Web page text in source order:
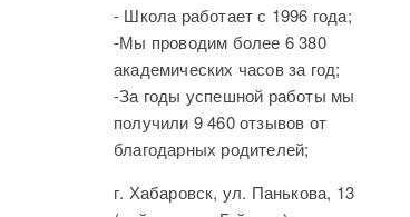
- Школа работает с 1996 года;
-Мы проводим более 6 380
академических часов за год;
-За годы успешной работы мы
получили 9 460 отзывов от
благодарных родителей;
г. Хабаровск, ул. Панькова, 13